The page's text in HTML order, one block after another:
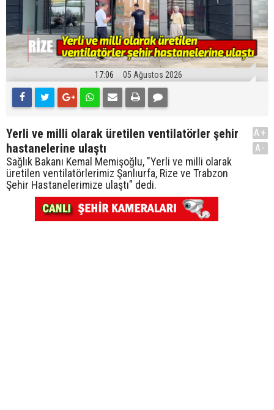
17:06 05 Ağustos 2026
Yerli ve milli olarak üretilen ventilatörler şehir
hastanelerine ulaştı
Sağlık Bakanı Kemal Memişoğlu, "Yerli ve milli olarak
üretilen ventilatörlerimiz Şanlıurfa, Rize ve Trabzon
Şehir Hastanelerimize ulaştı" dedi.
A+
A-